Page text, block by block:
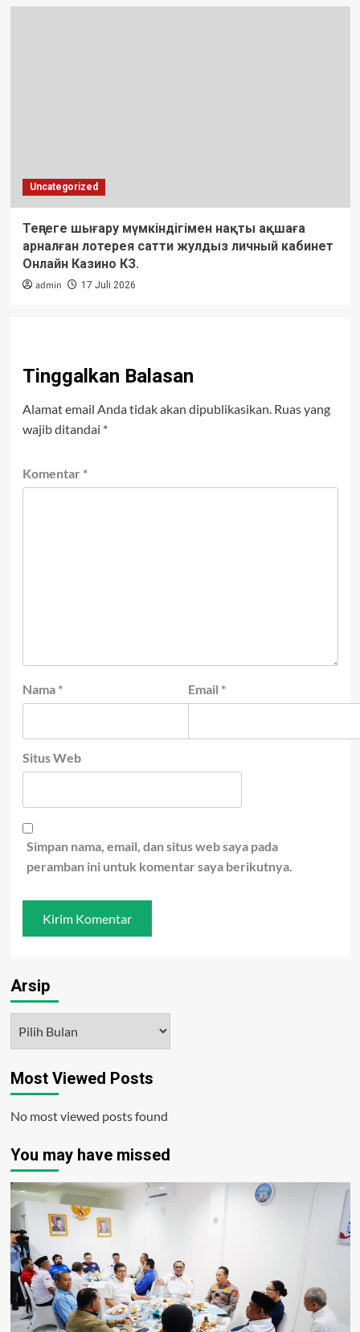
Uncategorized
Теңгеге шығару мүмкіндігімен нақты ақшаға
арналған лотерея сатти жулдыз личный кабинет
Онлайн Казино КЗ.
admin 17 Juli 2026
Tinggalkan Balasan
Alamat email Anda tidak akan dipublikasikan. Ruas yang
wajib ditandai *
Komentar *
Nama * Email *
Situs Web
Simpan nama, email, dan situs web saya pada
peramban ini untuk komentar saya berikutnya.
Arsip
Most Viewed Posts
No most viewed posts found
You may have missed